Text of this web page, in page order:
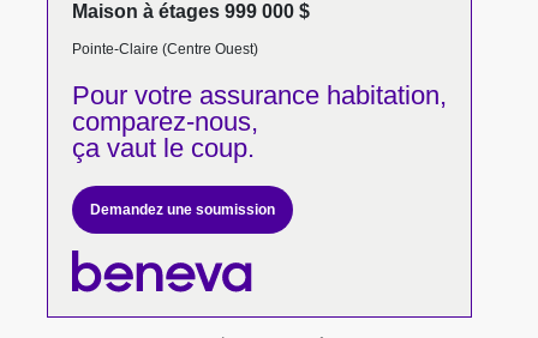
Maison à étages 999 000 $
Pointe-Claire (Centre Ouest)
Pour votreassurance habitation,
comparez-nous,
ça vaut le coup.
Demandez une soumission